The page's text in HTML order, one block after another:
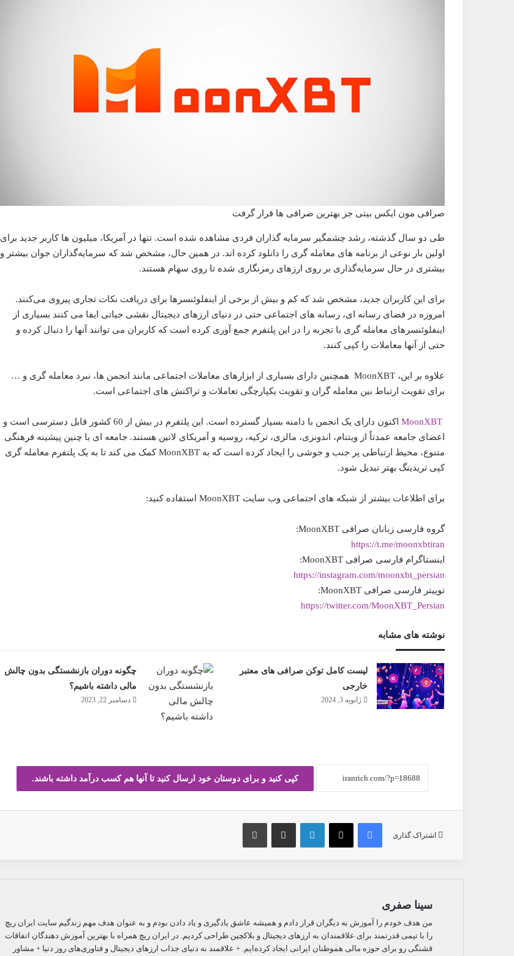
صرافی مون ایکس بیتی جز بهترین صرافی ها قرار گرفت
طی دو سال گذشته، رشد چشمگیر سرمایه گذاران فردی مشاهده شده است. تنها در آمریکا، میلیون ها کاربر جدید برای
اولین بار نوعی از برنامه های معامله گری را دانلود کرده اند. در همین حال، مشخص شد که سرمایه‌گذاران جوان بیشتر و
بیشتری در حال سرمایه‌گذاری بر روی ارزهای رمزنگاری شده تا روی سهام هستند.
برای این کاربران جدید، مشخص شد که کم و بیش از برخی از اینفلوئنسرها برای دریافت نکات تجاری پیروی می‌کنند.
امروزه در فضای رسانه ای، رسانه های اجتماعی حتی در دنیای ارزهای دیجیتال نقشی حیاتی ایفا می کنند بسیاری از
اینفلوئنسرهای معامله گری با تجربه را در این پلتفرم جمع آوری کرده است که کاربران می توانند آنها را دنبال کرده و
حتی از آنها معاملات را کپی کنند.
علاوه بر این، MoonXBT همچنین دارای بسیاری از ابزارهای معاملات اجتماعی مانند انجمن ها، نبرد معامله گری و …
برای تقویت ارتباط بین معامله گران و تقویت یکپارچگی تعاملات و تراکنش های اجتماعی است.
MoonXBT
اکنون دارای یک انجمن با دامنه بسیار گسترده است. این پلتفرم در بیش از 60 کشور قابل دسترسی است و
اعضای جامعه عمدتاً از ویتنام، اندونزی، مالزی، ترکیه، روسیه و آمریکای لاتین هستند. جامعه ای با چنین پیشینه فرهنگی
متنوع، محیط ارتباطی پر جنب و جوشی را ایجاد کرده است که به MoonXBT کمک می کند تا به یک پلتفرم معامله گری
کپی تریدینگ بهتر تبدیل شود.
برای اطلاعات بیشتر از شبکه های اجتماعی وب سایت MoonXBT استفاده کنید:
گروه فارسی زبانان صرافی MoonXBT:
https://t.me/moonxbtiran
اینستاگرام فارسی صرافی MoonXBT:
https://instagram.com/moonxbt_persian
توییتر فارسی صرافی MoonXBT:
https://twitter.com/MoonXBT_Persian
نوشته های مشابه
لیست کامل توکن صرافی های معتبر
خارجی
ژانویه 3, 2024
چگونه دوران بازنشستگی بدون چالش
مالی داشته باشیم؟
دسامبر 22, 2023
کپی کنید و برای دوستان خود ارسال کنید تا آنها هم کسب درآمد داشته باشند.
اشتراک گذاری
فیس بوک X لینکدین ارسال ایمیل چاپ
سینا صفری
من هدف خودم را آموزش به دیگران قرار دادم و همیشه عاشق یادگیری و یاد دادن بودم و به عنوان هدف مهم زندگیم سایت ایران ریچ
را با تیمی قدرتمند برای علاقمندان به ارزهای دیجیتال و بلاکچین طراحی کردیم. در ایران ریچ همراه با بهترین آموزش دهندگان اتفاقات
قشنگی رو برای حوزه مالی هموطنان ایرانی ایجاد کرده‌ایم. + علاقمند به دنیای جذاب ارزهای دیجیتال و فناوری‌های روز دنیا + مشاور